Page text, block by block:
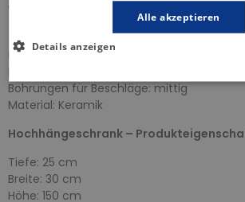
Waschbecken – Produkteigenschaften:
Tiefe: 22 cm
Breite: 40 cm
Bohrungen für Beschläge: mittig
Material: Keramik
Hochhängeschrank –
Tiefe: 25 cm
Breite: 30 cm
Höhe: 150 cm
Alle akzeptieren
Details anzeigen